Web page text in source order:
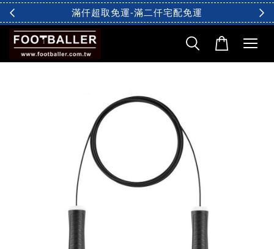
滿仟超取免運-滿二仟宅配免運